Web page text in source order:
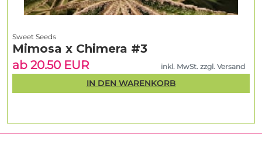
Sweet Seeds
Mimosa x Chimera #3
ab 20.50 EUR
inkl. MwSt. zzgl. Versand
IN DEN WARENKORB